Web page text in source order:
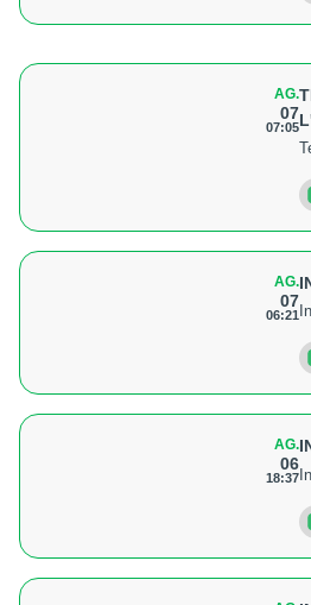
AG.
07
07:05
AG.
07
06:21
AG.
06
18:37